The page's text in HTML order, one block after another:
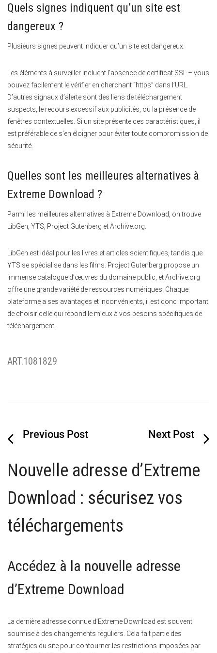
Quels signes indiquent qu’un site est
dangereux ?
Plusieurs signes peuvent indiquer qu’un site est dangereux.
Les éléments à surveiller incluent l’absence de certificat SSL – vous
pouvez facilement le vérifier en cherchant “https” dans l’URL.
D’autres signaux d’alerte sont des liens de téléchargement
suspects, le recours excessif aux publicités, ou la présence de
fenêtres contextuelles. Si un site présente ces caractéristiques, il
est préférable de s’en éloigner pour éviter toute compromission de
sécurité.
Quelles sont les meilleures alternatives à
Extreme Download ?
Parmi les meilleures alternatives à Extreme Download, on trouve
LibGen, YTS, Project Gutenberg et Archive.org.
LibGen est idéal pour les livres et articles scientifiques, tandis que
YTS se spécialise dans les films. Project Gutenberg propose un
immense catalogue d’œuvres du domaine public, et Archive.org
offre une grande variété de ressources numériques. Chaque
plateforme a ses avantages et inconvénients, il est donc important
de choisir celle qui répond le mieux à vos besoins spécifiques de
téléchargement.
ART.1081829
Navigation
l’article
Nouvelle adresse d’Extreme
Download : sécurisez vos
téléchargements
Accédez à la nouvelle adresse
d’Extreme Download
La dernière adresse connue d’Extreme Download est souvent
soumise à des changements réguliers. Cela fait partie des
stratégies du site pour contourner les restrictions imposées par